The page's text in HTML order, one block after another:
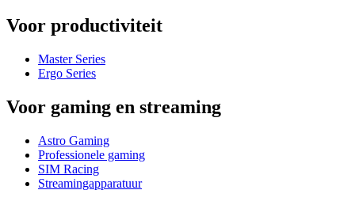
Voor productiviteit
Master Series
Ergo Series
Voor gaming en streaming
Astro Gaming
Professionele gaming
SIM Racing
Streamingapparatuur